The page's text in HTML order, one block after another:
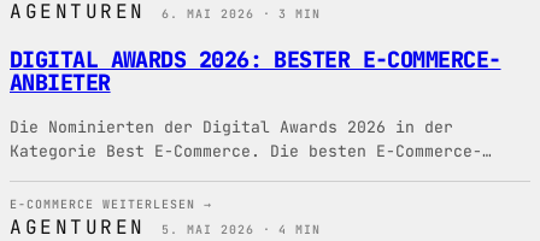
AGENTUREN 6. MAI 2026 · 3 MIN
DIGITAL AWARDS 2026: BESTER E-COMMERCE-
ANBIETER
Die Nominierten der Digital Awards 2026 in der
Kategorie Best E-Commerce. Die besten E-Commerce-
Anbieter und Online-Shop-Agenturen der Schweiz 2026 im
Überblick.
E-COMMERCE WEITERLESEN →
AGENTUREN 5. MAI 2026 · 4 MIN